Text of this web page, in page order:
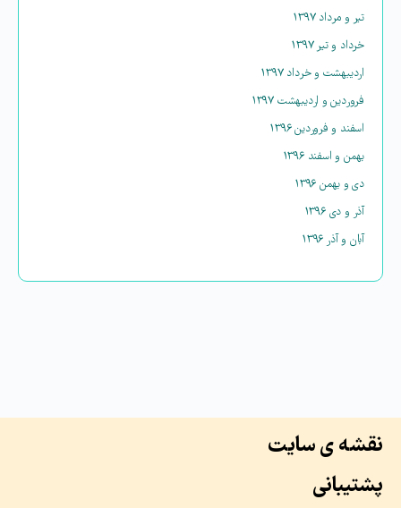
تیر و مرداد ۱۳۹۷
خرداد و تیر ۱۳۹۷
اردیبهشت و خرداد ۱۳۹۷
فروردین و اردیبهشت ۱۳۹۷
اسفند و فروردین ۱۳۹۶
بهمن و اسفند ۱۳۹۶
دی و بهمن ۱۳۹۶
آذر و دی ۱۳۹۶
آبان و آذر ۱۳۹۶
نقشه ی سایت
پشتیبانی